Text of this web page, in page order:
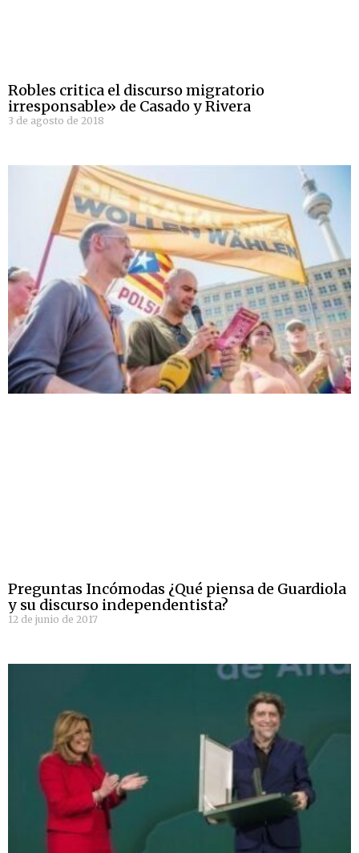
Robles critica el discurso migratorio
irresponsable» de Casado y Rivera
3 de agosto de 2018
Preguntas Incómodas ¿Qué piensa de Guardiola
y su discurso independentista?
12 de junio de 2017